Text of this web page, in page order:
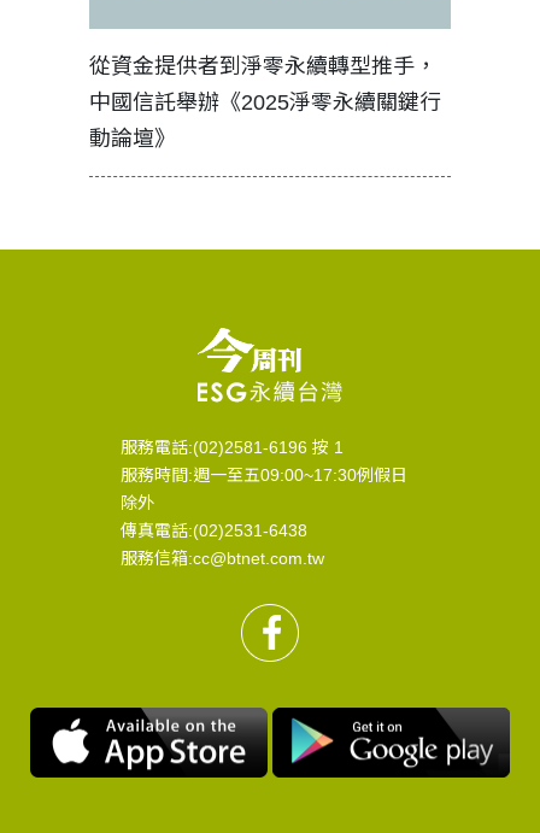
從資金提供者到淨零永續轉型推手，
中國信託舉辦《2025淨零永續關鍵行
動論壇》
服務電話:(02)2581-6196 按 1
服務時間:週一至五09:00~17:30例假日
除外
傳真電話:(02)2531-6438
服務信箱:cc@btnet.com.tw